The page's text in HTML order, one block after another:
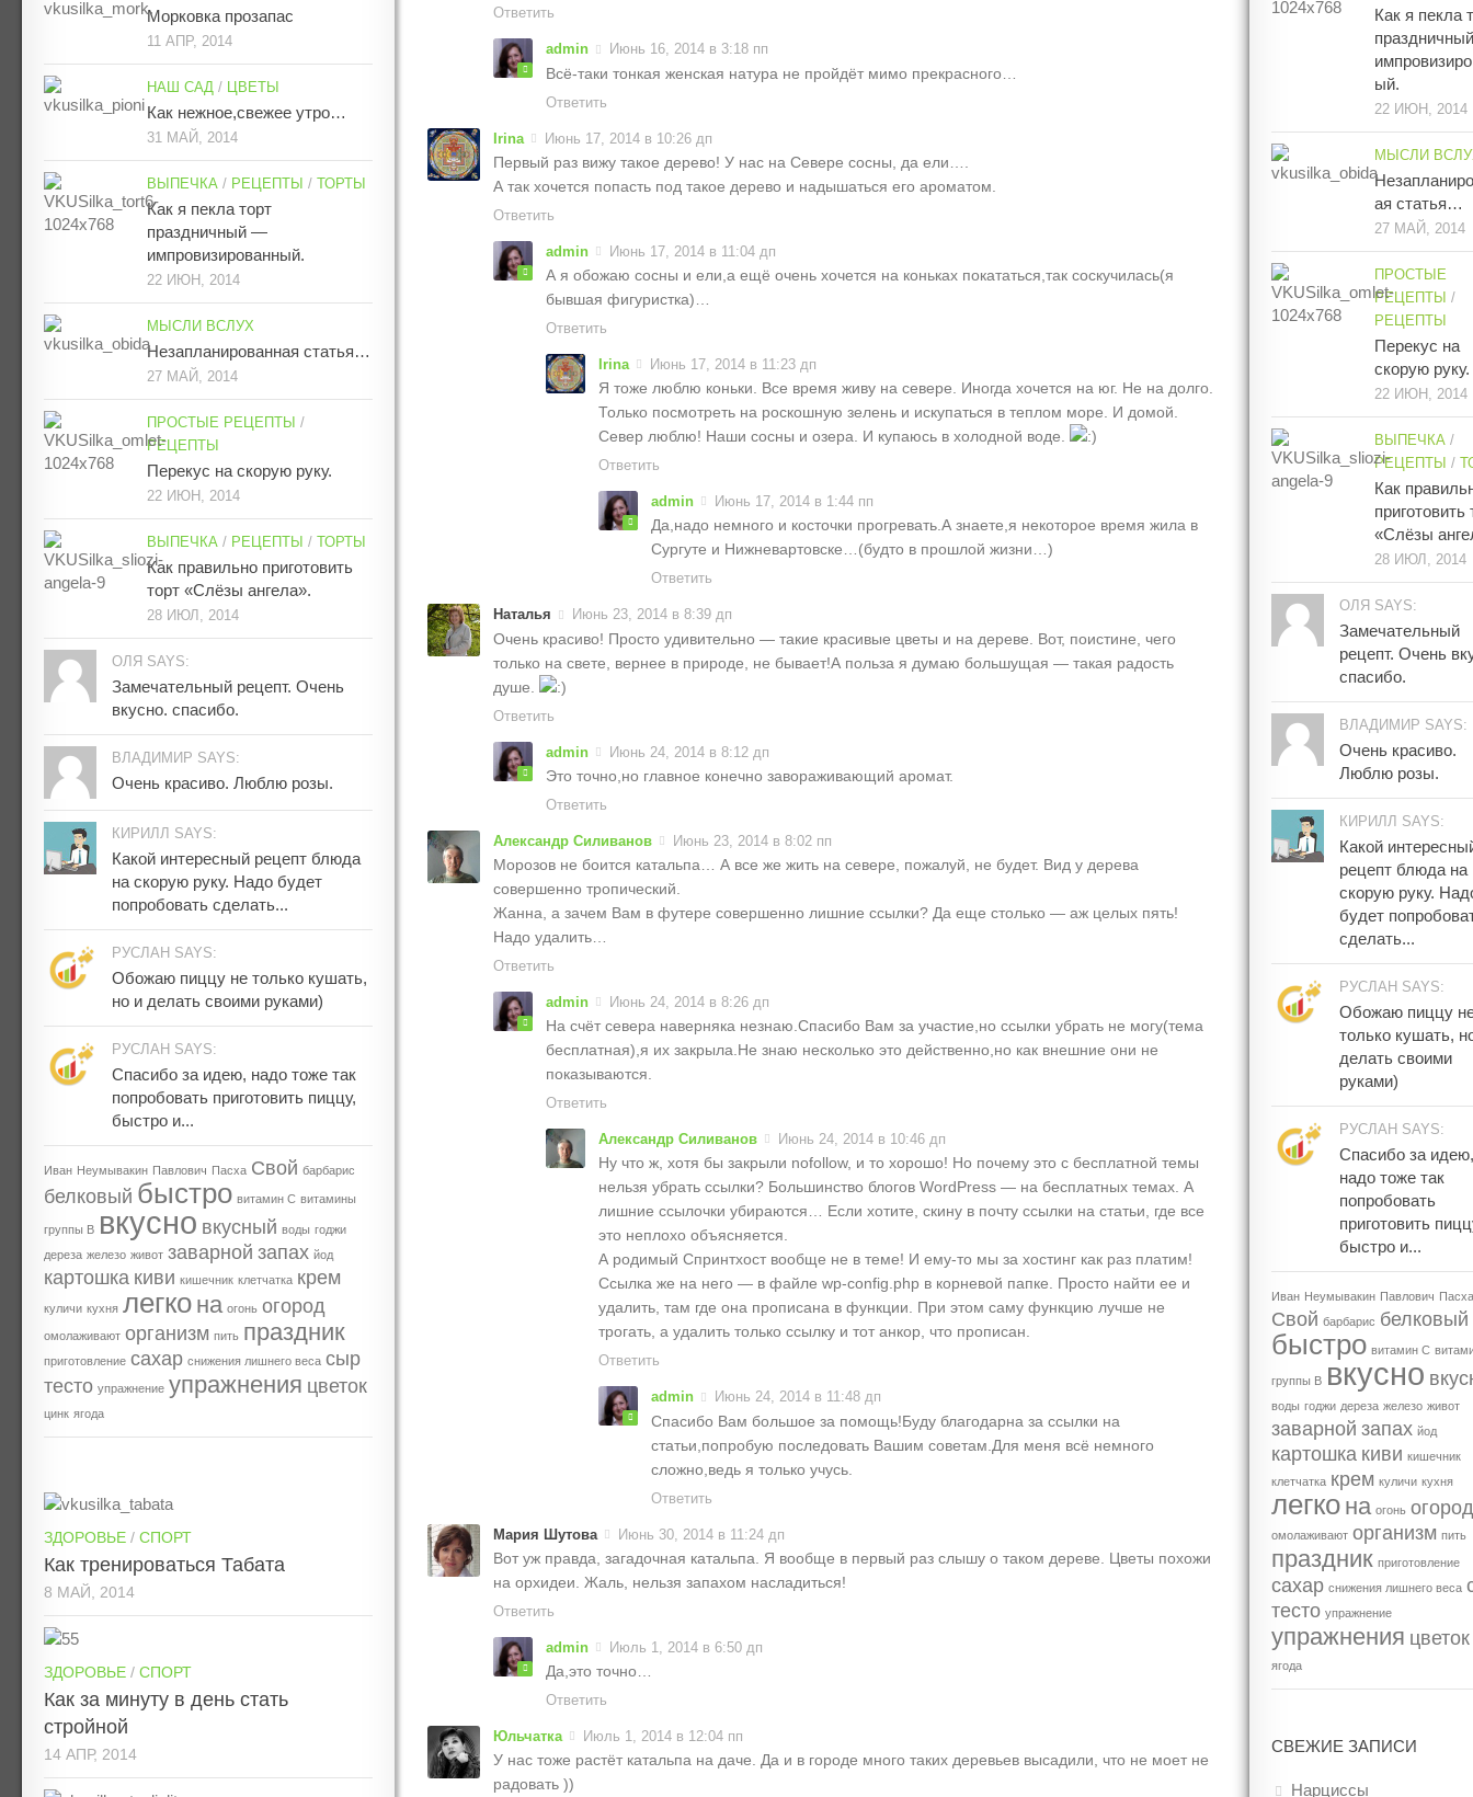
Ответить
admin Июнь 16, 2014 в 3:18 пп
Всё-таки тонкая женская натура не пройдёт мимо прекрасного…
Ответить
Irina Июнь 17, 2014 в 10:26 дп
Первый раз вижу такое дерево! У нас на Севере сосны, да ели….
А так хочется попасть под такое дерево и надышаться его ароматом.
Ответить
admin Июнь 17, 2014 в 11:04 дп
А я обожаю сосны и ели,а ещё очень хочется на коньках покататься,так соскучилась(я
бывшая фигуристка)…
Ответить
Irina Июнь 17, 2014 в 11:23 дп
Я тоже люблю коньки. Все время живу на севере. Иногда хочется на юг. Не на долго.
Только посмотреть на роскошную зелень и искупаться в теплом море. И домой.
Север люблю! Наши сосны и озера. И купаюсь в холодной воде.
Ответить
admin Июнь 17, 2014 в 1:44 пп
Да,надо немного и косточки прогревать.А знаете,я некоторое время жила в
Сургуте и Нижневартовске…(будто в прошлой жизни…)
Ответить
Наталья Июнь 23, 2014 в 8:39 дп
Очень красиво! Просто удивительно — такие красивые цветы и на дереве. Вот, поистине, чего
только на свете, вернее в природе, не бывает!А польза я думаю большущая — такая радость
душе.
Ответить
admin Июнь 24, 2014 в 8:12 дп
Это точно,но главное конечно завораживающий аромат.
Ответить
Александр Силиванов Июнь 23, 2014 в 8:02 пп
Морозов не боится катальпа… А все же жить на севере, пожалуй, не будет. Вид у дерева
совершенно тропический.
Жанна, а зачем Вам в футере совершенно лишние ссылки? Да еще столько — аж целых пять!
Надо удалить…
Ответить
admin Июнь 24, 2014 в 8:26 дп
На счёт севера наверняка незнаю.Спасибо Вам за участие,но ссылки убрать не могу(тема
бесплатная),я их закрыла.Не знаю несколько это действенно,но как внешние они не
показываются.
Ответить
Александр Силиванов Июнь 24, 2014 в 10:46 дп
Ну что ж, хотя бы закрыли nofollow, и то хорошо! Но почему это с бесплатной темы
нельзя убрать ссылки? Большинство блогов WordPress — на бесплатных темах. А
лишние ссылочки убираются… Если хотите, скину в почту ссылки на статьи, где все
это неплохо объясняется.
А родимый Спринтхост вообще не в теме! И ему-то мы за хостинг как раз платим!
Ссылка же на него — в файле wp-config.php в корневой папке. Просто найти ее и
удалить, там где она прописана в функции. При этом саму функцию лучше не
трогать, а удалить только ссылку и тот анкор, что прописан.
Ответить
admin Июнь 24, 2014 в 11:48 дп
Спасибо Вам большое за помощь!Буду благодарна за ссылки на
статьи,попробую последовать Вашим советам.Для меня всё немного
сложно,ведь я только учусь.
Ответить
Мария Шутова Июнь 30, 2014 в 11:24 дп
Вот уж правда, загадочная катальпа. Я вообще в первый раз слышу о таком дереве. Цветы похожи
на орхидеи. Жаль, нельзя запахом насладиться!
Ответить
admin Июль 1, 2014 в 6:50 дп
Да,это точно…
Ответить
Юльчатка Июль 1, 2014 в 12:04 пп
У нас тоже растёт катальпа на даче. Да и в городе много таких деревьев высадили, что не моет не
радовать ))
Морковка прозапас
11 АПР, 2014
НАШ САД / ЦВЕТЫ
Как нежное,свежее утро…
31 МАЙ, 2014
ВЫПЕЧКА / РЕЦЕПТЫ / ТОРТЫ
Как я пекла торт
праздничный —
импровизированный.
22 ИЮН, 2014
МЫСЛИ ВСЛУХ
Незапланированная статья…
27 МАЙ, 2014
ПРОСТЫЕ РЕЦЕПТЫ /
РЕЦЕПТЫ
Перекус на скорую руку.
22 ИЮН, 2014
ВЫПЕЧКА / РЕЦЕПТЫ / ТОРТЫ
Как правильно приготовить
торт «Слёзы ангела».
28 ИЮЛ, 2014
ОЛЯ SAYS:
Замечательный рецепт. Очень
вкусно. спасибо.
ВЛАДИМИР SAYS:
Очень красиво. Люблю розы.
КИРИЛЛ SAYS:
Какой интересный рецепт блюда
на скорую руку. Надо будет
попробовать сделать...
РУСЛАН SAYS:
Обожаю пиццу не только кушать,
но и делать своими руками)
РУСЛАН SAYS:
Спасибо за идею, надо тоже так
попробовать приготовить пиццу,
быстро и...
Иван Неумывакин Павлович Пасха Свой барбарис
белковый быстро витамин С витамины
группы В вкусно вкусный воды годжи
дереза железо живот заварной запах йод
картошка киви кишечник клетчатка крем
куличи кухня легко на огонь огород
омолаживают организм пить праздник
приготовление сахар снижения лишнего веса сыр
тесто упражнение упражнения цветок
цинк ягода
ЗДОРОВЬЕ / СПОРТ
Как тренироваться Табата
8 МАЙ, 2014
ЗДОРОВЬЕ / СПОРТ
Как за минуту в день стать
стройной
14 АПР, 2014
Как я пекла
ый.
22 ИЮН, 2014
МЫСЛИ
ая статья…
27 МАЙ, 2014
ПРОСТЫЕ
РЕЦЕПТЫ /
РЕЦЕПТЫ
Перекус на
скорую руку.
22 ИЮН, 2014
ВЫПЕЧКА /
РЕЦЕПТЫ /
Как
приготовить
«Слёзы
28 ИЮЛ, 2014
ОЛЯ SAYS:
Замечательный
рецепт. Очень
спасибо.
ВЛАДИМИР SAYS:
Очень красиво.
Люблю розы.
КИРИЛЛ SAYS:
Какой
рецепт блюда на
скорую руку.
будет
сделать...
РУСЛАН SAYS:
Обожаю пиццу
только кушать,
делать своими
руками)
РУСЛАН SAYS:
Спасибо за идею,
надо тоже так
попробовать
приготовить
быстро и...
Иван Неумывакин Павлович Пасха
Свой барбарис белковый
быстро витамин С
группы В вкусно
воды годжи дереза железо живот
заварной запах йод
картошка киви кишечник
клетчатка крем куличи кухня
легко на огонь огород
омолаживают организм пить
праздник приготовление
сахар снижения лишнего веса
тесто упражнение
упражнения цветок
ягода
СВЕЖИЕ ЗАПИСИ
Нарциссы